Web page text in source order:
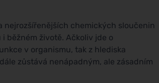
nejrozšířenějších chemických sloučenin
běžném životě. Ačkoliv jde o
v organismu, tak z hlediska
zůstává nenápadným, ale zásadním